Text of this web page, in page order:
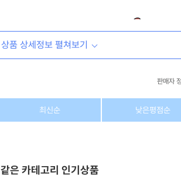
상품 상세정보 펼쳐보기
판매자
최신순 낮은평점순
같은 카테고리 인기상품